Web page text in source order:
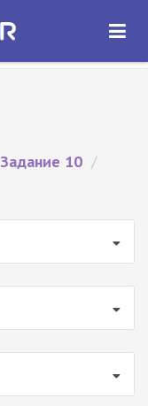
ОТКРЫТЬ
Задание 10 /